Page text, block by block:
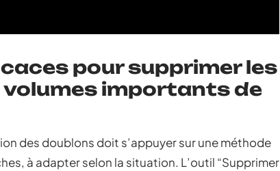
pour supprimer les
volumes importants de
des doublons doit s’appuyer sur une méthode
à adapter selon la situation. L’outil “Supprimer